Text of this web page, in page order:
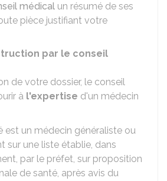
médical un résumé de ses
pièce justifiant votre
par le conseil
de votre dossier, le conseil
à l'expertise d'un médecin
est un médecin généraliste ou
sur une liste établie, dans
par le préfet, sur proposition
de santé, après avis du